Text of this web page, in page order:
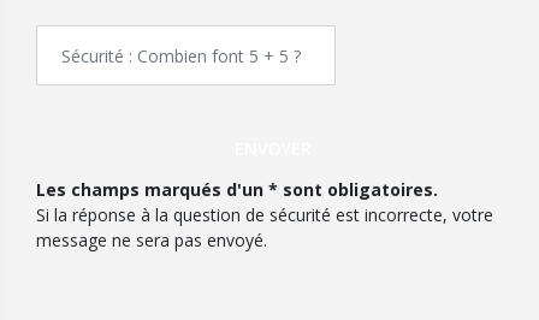
Les champs marqués d'un * sont obligatoires.
Si la réponse à la question de sécurité est incorrecte, votre
message ne sera pas envoyé.